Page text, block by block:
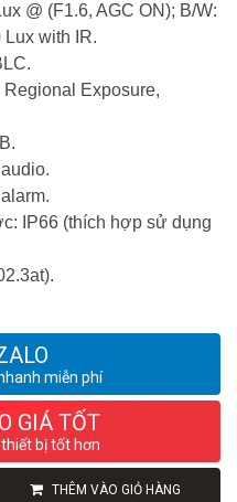
@ (F1.6, AGC ON); B/W:
Lux with IR.
Exposure,
IP66 (thích hợp sử dụng
miễn phí
GIÁ TỐT
thiết bị tốt hơn
THÊM VÀO GIỎ HÀNG